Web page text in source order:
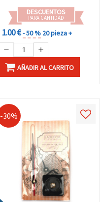
DESCUENTOS
PARA CANTIDAD
1.00 €- 50 % 20 pieza +
AÑADIR AL CARRITO
-30%